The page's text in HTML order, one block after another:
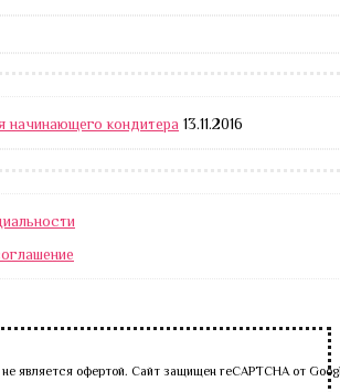
начинающего кондитера 13.11.2016
является офертой. Сайт защищен reCAPTCHA от